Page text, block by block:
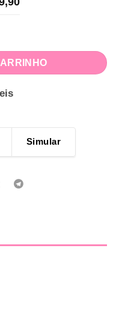
Simular